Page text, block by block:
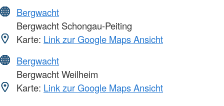
Bergwacht
Bergwacht Schongau-Peiting
Karte: Link zur Google Maps Ansicht
Bergwacht
Bergwacht Weilheim
Karte: Link zur Google Maps Ansicht